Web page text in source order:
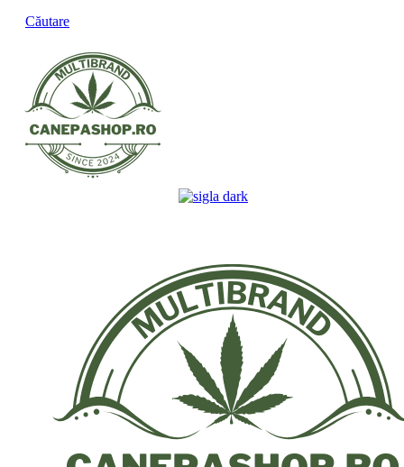
Căutare